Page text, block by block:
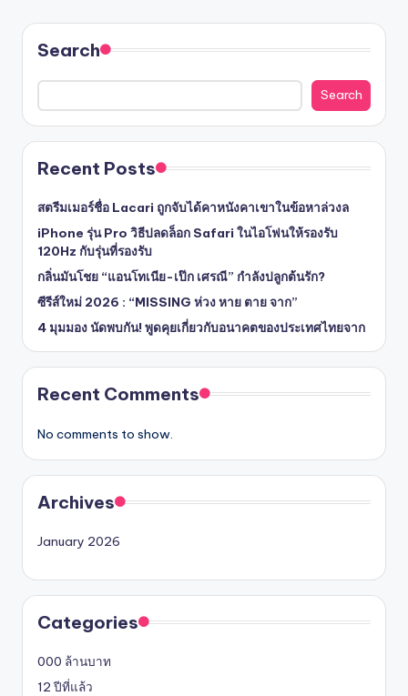
Search
Search
Recent Posts
สตรีมเมอร์ชื่อ Lacari ถูกจับได้คาหนังคาเขาในข้อหาล่วงล
iPhone รุ่น Pro วิธีปลดล็อก Safari ในไอโฟนให้รองรับ
120Hz กับรุ่นที่รองรับ
กลิ่นมันโชย “แอนโทเนีย-เป๊ก เศรณี” กำลังปลูกต้นรัก?
ซีรีส์ใหม่ 2026 : “MISSING ห่วง หาย ตาย จาก”
4 มุมมอง นัดพบกัน! พูดคุยเกี่ยวกับอนาคตของประเทศไทยจาก
Recent Comments
No comments to show.
Archives
January 2026
Categories
000 ล้านบาท
12 ปีที่แล้ว